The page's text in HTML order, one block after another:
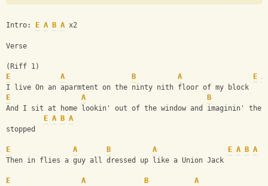
Intro: E A B A x2
Verse
(Riff 1)
E
A B A E A
I live On an aparmtent on the ninty nith floor of my block
E
A B
And I sit at home lookin' out of the window and imaginin' the
E A B A
stopped
E A B A E A B A
Then in flies a guy all dressed up like a Union Jack
E A B
A